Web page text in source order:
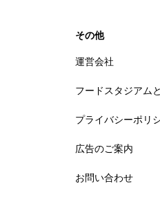
その他
運営会社
フードスタジアム
プライバシーポリ
広告のご案内
お問い合わせ